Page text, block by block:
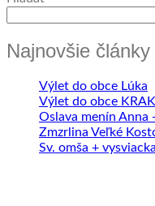
Najnovšie články
Výlet do obce Lúka
Výlet do obce
Oslava menín Anna
Zmzrlina Veľké
Sv. omša +